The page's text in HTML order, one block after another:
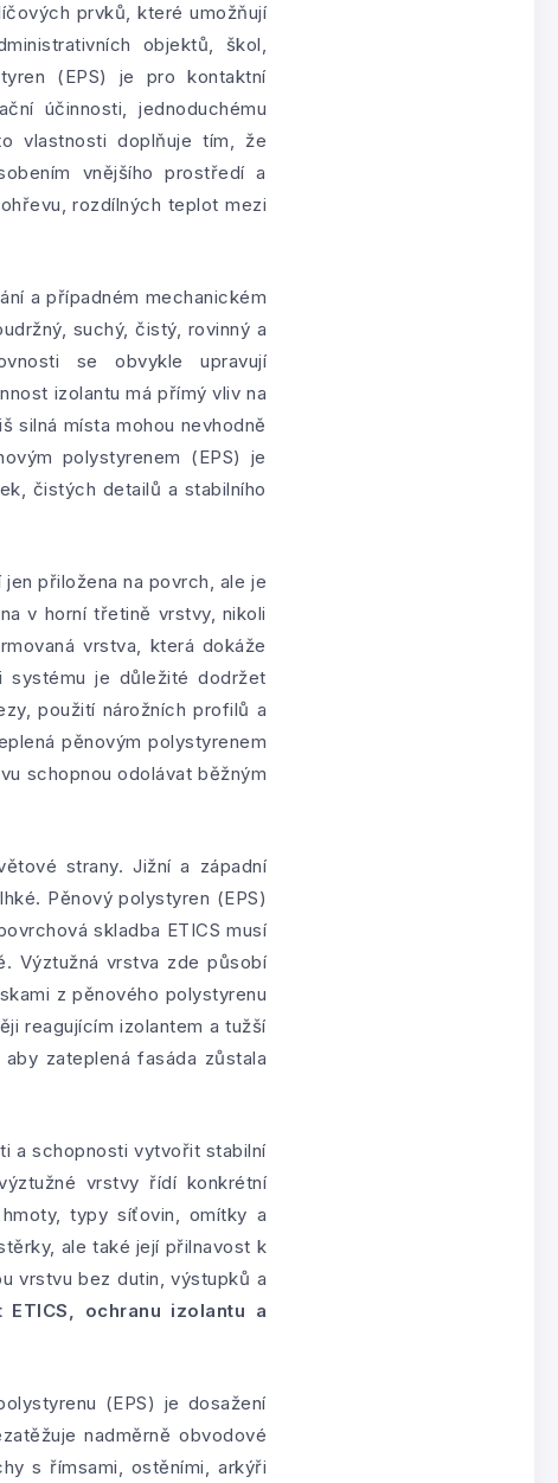
prvků, které umožňují
objektů, škol,
(EPS) je pro kontaktní
účinnosti, jednoduchému
vlastnosti doplňuje tím, že
vnějšího prostředí a
rozdílných teplot mezi
a případném mechanickém
suchý, čistý, rovinný a
se obvykle upravují
izolantu má přímý vliv na
silná místa mohou nevhodně
polystyrenem (EPS) je
čistých detailů a stabilního
přiložena na povrch, ale je
v horní třetině vrstvy, nikoli
vrstva, která dokáže
systému je důležité dodržet
použití nárožních profilů a
pěnovým polystyrenem
schopnou odolávat běžným
strany. Jižní a západní
Pěnový polystyren (EPS)
skladba ETICS musí
Výztužná vrstva zde působí
z pěnového polystyrenu
reagujícím izolantem a tužší
zateplená fasáda zůstala
a schopnosti vytvořit stabilní
vrstvy řídí konkrétní
typy síťovin, omítky a
ale také její přilnavost k
vrstvu bez dutin, výstupků a
ochranu izolantu a
(EPS) je dosažení
nadměrně obvodové
s římsami, ostěními, arkýři